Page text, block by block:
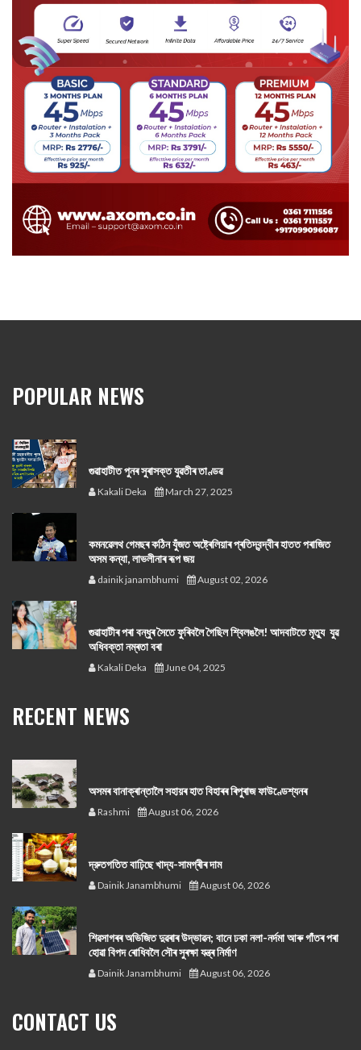
POPULAR NEWS
গুৱাহাটীত পুনৰ সুৰাসক্ত যুৱতীৰ তাণ্ডৱ
Kakali Deka March 27, 2025
কমনৱেলথ গেমছৰ কঠিন যুঁজত অষ্ট্ৰেলিয়াৰ প্ৰতিদ্বন্দ্বীৰ হাতত পৰাজিত
অসম কন্যা, লাভলীনাৰ ৰূপ জয়
dainik janambhumi August 02, 2026
গুৱাহাটীৰ পৰা বন্ধুৰ সৈতে ফুৰিবলৈ গৈছিল শ্বিলঙলৈ! আদবাটতে মৃত্যু যুৱ
অধিবক্তা নম্ৰতা বৰা
Kakali Deka June 04, 2025
RECENT NEWS
অসমৰ বানাক্ৰান্তালৈ সহায়ৰ হাত বিহাৰৰ ৰিপুৰাজ ফাউণ্ডেশ্যনৰ
Rashmi August 06, 2026
দ্রুতগতিত বাঢ়িছে খাদ্য-সামগ্ৰীৰ দাম
Dainik Janambhumi August 06, 2026
শিৱসাগৰৰ অভিজিত দুৱৰাৰ উদ্ভাৱন; বানে ঢকা নলা-নৰ্দমা আৰু গাঁতৰ পৰা
হোৱা বিপদ ৰোধিবলৈ সৌৰ সুৰক্ষা যন্ত্ৰ নিৰ্মাণ
Dainik Janambhumi August 06, 2026
CONTACT US